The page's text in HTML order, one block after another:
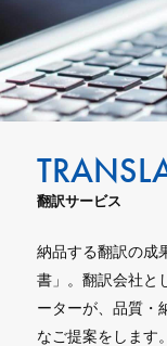
翻訳サービス
納品する翻訳の成
書」。翻訳会社と
ーターが、品質・
なご提案をします。